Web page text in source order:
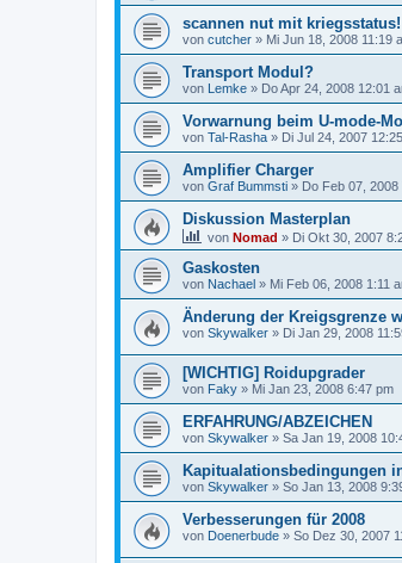
scannen nut mit kriegsstatus!
von cutcher » Mi Jun 18, 2008 11:19
Transport Modul?
von Lemke » Do Apr 24, 2008 12:01
Vorwarnung beim U-mode-
von Tal-Rasha » Di Jul 24, 2007
Amplifier Charger
von Graf Bummsti » Do Feb 07, 2008
Diskussion Masterplan
von Nomad » Di Okt 30, 2007
Gaskosten
von Nachael » Mi Feb 06, 2008 1:11
Änderung der Kreigsgrenze
von Skywalker » Di Jan 29, 2008
[WICHTIG] Roidupgrader
von Faky » Mi Jan 23, 2008 6:47 pm
ERFAHRUNG/ABZEICHEN
von Skywalker » Sa Jan 19, 2008
Kapitualationsbedingungen
von Skywalker » So Jan 13, 2008
Verbesserungen für 2008
von Doenerbude » So Dez 30, 2007